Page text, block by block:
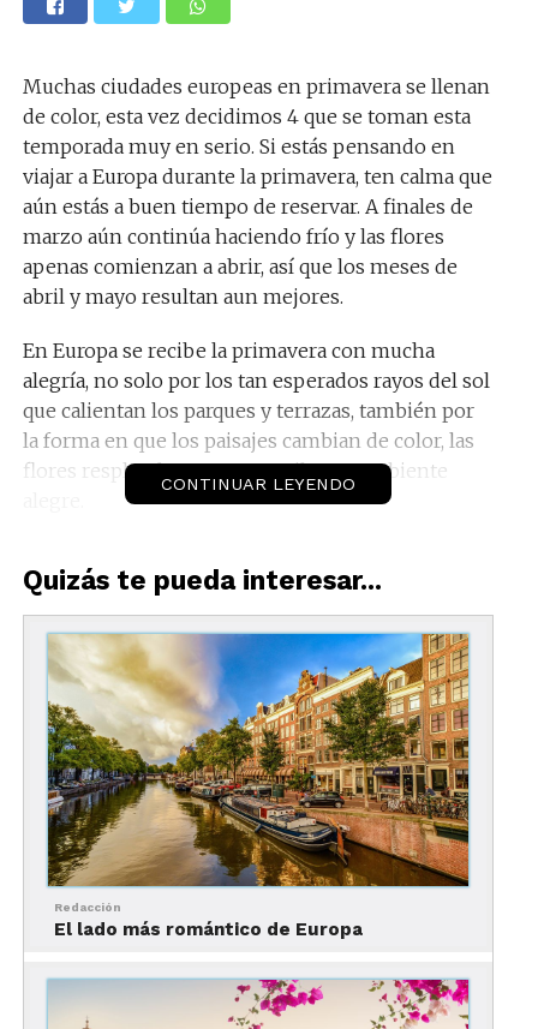
Muchas ciudades europeas en primavera se llenan
de color, esta vez decidimos 4 que se toman esta
temporada muy en serio. Si estás pensando en
viajar a Europa durante la primavera, ten calma que
aún estás a buen tiempo de reservar. A finales de
marzo aún continúa haciendo frío y las flores
apenas comienzan a abrir, así que los meses de
abril y mayo resultan aun mejores.
En Europa se recibe la primavera con mucha
alegría, no solo por los tan esperados rayos del sol
que calientan los parques y terrazas, también por
la forma en que los paisajes cambian de color, las
flores resplandecen y se percibe un ambiente
En París…
1. El Campo Marte
CONTINUAR LEYENDO
Quizás te pueda interesar...
Redacción
El lado más romántico de Europa